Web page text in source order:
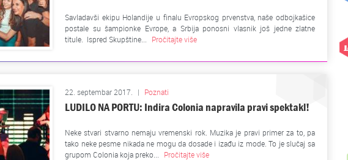
Savladavši ekipu Holandije u finalu Evropskog prvenstva, naše odbojkašice
postale su šampionke Evrope, a Srbija ponosni vlasnik još jedne zlatne
titule. Ispred Skupštine...
Pročitajte više
22. septembar 2017. | Poznati
LUDILO NA PORTU: Indira Colonia napravila pravi spektakl!
Neke stvari stvarno nemaju vremenski rok. Muzika je pravi primer za to, pa
tako neke pesme nikada ne mogu da dosade i izađu iz mode. To je slučaj sa
grupom Colonia koja preko...
Pročitajte više